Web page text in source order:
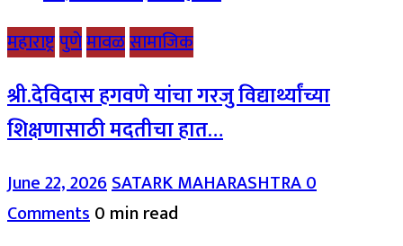
महाराष्ट्रपुणेमावळसामाजिक
श्री.देविदास हगवणे यांचा गरजु विद्यार्थ्यांच्या
शिक्षणासाठी मदतीचा हात…
June 22, 2026SATARK MAHARASHTRA0
Comments0 min read